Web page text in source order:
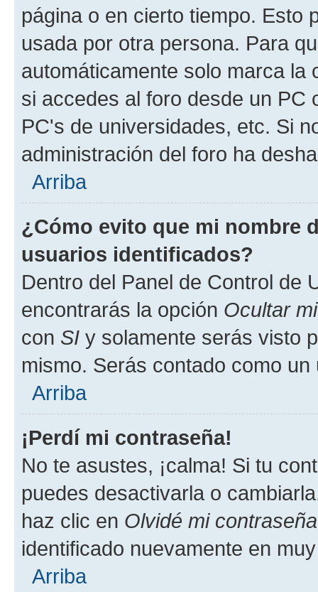
página o en cierto tiempo. Esto
usada por otra persona. Para
automáticamente solo marca la
si accedes al foro desde un PC
PC's de universidades, etc. Si
administración del foro ha
Arriba
¿Cómo evito que mi nombre
usuarios identificados?
Dentro del Panel de Control de
encontrarás la opción Ocultar
con SI y solamente serás visto
mismo. Serás contado como un
Arriba
¡Perdí mi contraseña!
No te asustes, ¡calma! Si tu
puedes desactivarla o
haz clic en Olvidé mi contraseña
identificado nuevamente en
Arriba